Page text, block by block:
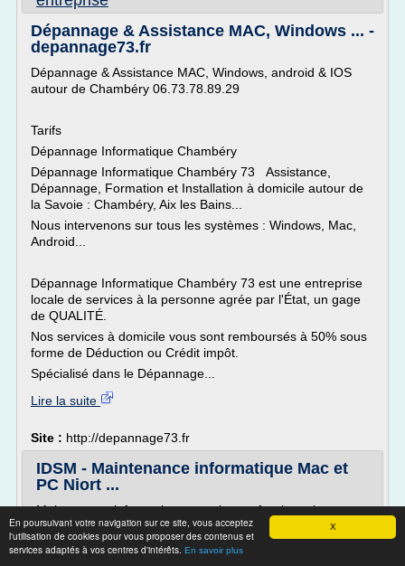
X
En poursuivant votre navigation sur ce site, vous acceptez
l'utilisation de cookies pour vous proposer des contenus et
services adaptés à vos centres d'intérêts. En savoir plus
Dépannage & Assistance MAC, Windows ... -
depannage73.fr
Dépannage & Assistance MAC, Windows, android & IOS
autour de Chambéry 06.73.78.89.29
Tarifs
Dépannage Informatique Chambéry
Dépannage Informatique Chambéry 73 Assistance,
Dépannage, Formation et Installation à domicile autour de
la Savoie : Chambéry, Aix les Bains...
Nous intervenons sur tous les systèmes : Windows, Mac,
Android...
Dépannage Informatique Chambéry 73 est une entreprise
locale de services à la personne agrée par l'État, un gage
de QUALITÉ.
Nos services à domicile vous sont remboursés à 50% sous
forme de Déduction ou Crédit impôt.
Spécialisé dans le Dépannage...
Lire la suite
Site : http://depannage73.fr
IDSM - Maintenance informatique Mac et
PC Niort ...
Maintenance informatique pour les professionnels
Maintenance informatique Mac et PC, audit, conseil,
vente et installation de matériel informatique, pour les